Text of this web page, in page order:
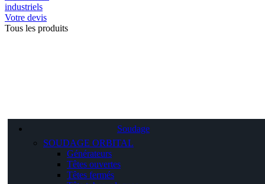
Votre devis
Tous les produits
Soudage
SOUDAGE ORBITAL
Générateurs
Têtes ouvertes
Têtes fermés